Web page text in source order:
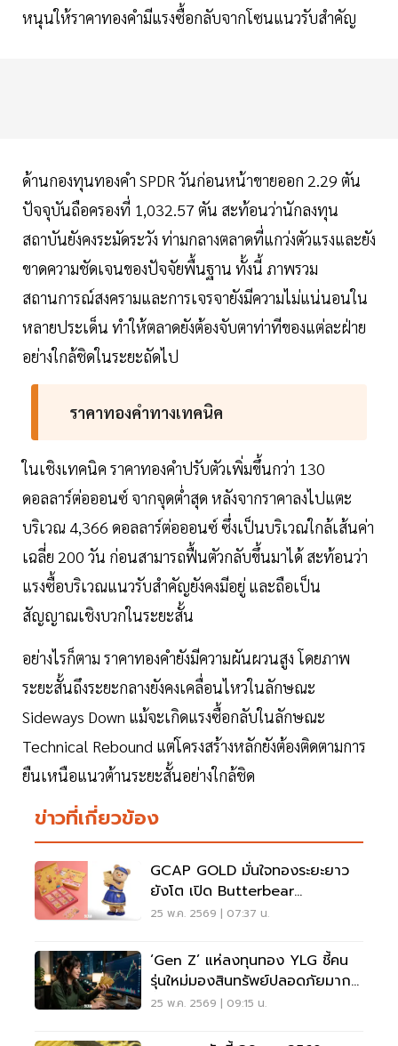
หนุนให้ราคาทองคํามีแรงซื้อกลับจากโซนแนวรับสําคัญ
ด้านกองทุนทองคํา SPDR วันก่อนหน้าขายออก 2.29 ตัน
ปัจจุบันถือครองที่ 1,032.57 ตัน สะท้อนว่านักลงทุน
สถาบันยังคงระมัดระวัง ท่ามกลางตลาดที่แกว่งตัวแรงและยัง
ขาดความชัดเจนของปัจจัยพื้นฐาน ทั้งนี้ ภาพรวม
สถานการณ์สงครามและการเจรจายังมีความไม่แน่นอนใน
หลายประเด็น ทําให้ตลาดยังต้องจับตาท่าทีของแต่ละฝ่าย
อย่างใกล้ชิดในระยะถัดไป
ราคาทองคําทางเทคนิค
ในเชิงเทคนิค ราคาทองคําปรับตัวเพิ่มขึ้นกว่า 130
ดอลลาร์ต่อออนซ์ จากจุดต่ำสุด หลังจากราคาลงไปแตะ
บริเวณ 4,366 ดอลลาร์ต่อออนซ์ ซึ่งเป็นบริเวณใกล้เส้นค่า
เฉลี่ย 200 วัน ก่อนสามารถฟื้นตัวกลับขึ้นมาได้ สะท้อนว่า
แรงซื้อบริเวณแนวรับสําคัญยังคงมีอยู่ และถือเป็น
สัญญาณเชิงบวกในระยะสั้น
อย่างไรก็ตาม ราคาทองคํายังมีความผันผวนสูง โดยภาพ
ระยะสั้นถึงระยะกลางยังคงเคลื่อนไหวในลักษณะ
Sideways Down แม้จะเกิดแรงซื้อกลับในลักษณะ
Technical Rebound แต่โครงสร้างหลักยังต้องติดตามการ
ยืนเหนือแนวต้านระยะสั้นอย่างใกล้ชิด
ข่าวที่เกี่ยวข้อง
GCAP GOLD มั่นใจทองระยะยาว
ยังโต เปิด Butterbear
Collection เจาะนักลงทุนรุ่นใหม่
25 พ.ค. 2569 | 07:37 น.
‘Gen Z’ แห่ลงทุนทอง YLG ชี้คน
รุ่นใหม่มองสินทรัพย์ปลอดภัยมาก
ขึ้น
25 พ.ค. 2569 | 09:15 น.